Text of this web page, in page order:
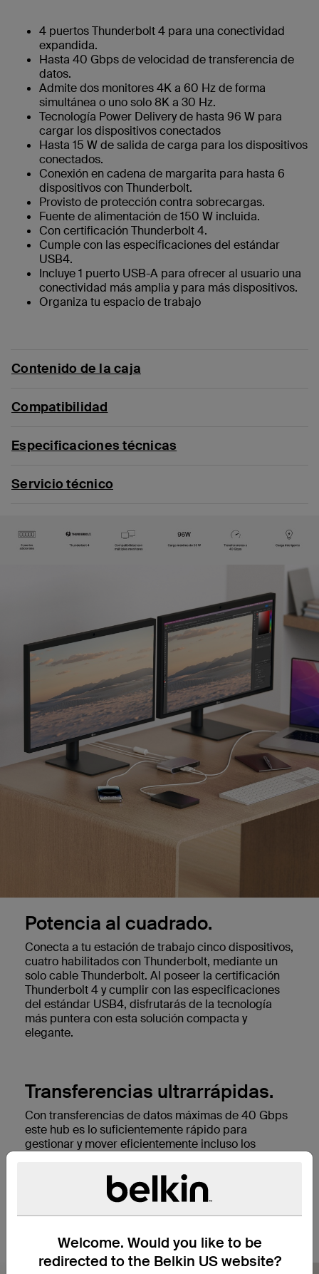
Welcome. Would you like to be
redirected to the Belkin US website?
4 puertos Thunderbolt 4 para una conectividad
expandida.
Hasta 40 Gbps de velocidad de transferencia de
datos.
Admite dos monitores 4K a 60 Hz de forma
simultánea o uno solo 8K a 30 Hz.
Tecnología Power Delivery de hasta 96 W para
cargar los dispositivos conectados
Hasta 15 W de salida de carga para los dispositivos
conectados.
Conexión en cadena de margarita para hasta 6
dispositivos con Thunderbolt.
Provisto de protección contra sobrecargas.
Fuente de alimentación de 150 W incluida.
Con certificación Thunderbolt 4.
Cumple con las especificaciones del estándar
USB4.
Incluye 1 puerto USB-A para ofrecer al usuario una
conectividad más amplia y para más dispositivos.
Organiza tu espacio de trabajo
Contenido de la caja
Compatibilidad
Especificaciones técnicas
Servicio técnico
Potencia al cuadrado.
Conecta a tu estación de trabajo cinco dispositivos,
cuatro habilitados con Thunderbolt, mediante un
solo cable Thunderbolt. Al poseer la certificación
Thunderbolt 4 y cumplir con las especificaciones
del estándar USB4, disfrutarás de la tecnología
más puntera con esta solución compacta y
elegante.
Transferencias ultrarrápidas.
Con transferencias de datos máximas de 40 Gbps
este hub es lo suficientemente rápido para
gestionar y mover eficientemente incluso los
rendimiento máximo, incluso cuando tengas
conectado el número máximo posible de
dispositivos y uses varios al mismo tiempo. Podrás
transferir 3 horas de vídeo 4K en menos de un